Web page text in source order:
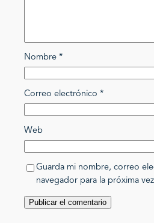
Nombre *
Correo electrónico *
Web
Guarda mi nombre, correo
navegador para la próxima